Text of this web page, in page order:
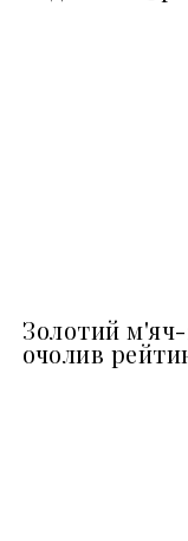
Золотий м'яч-
очолив